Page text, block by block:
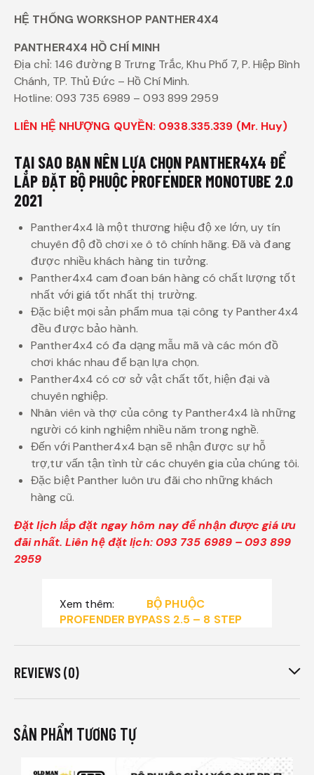
HỆ THỐNG WORKSHOP PANTHER4X4
PANTHER4X4 HỒ CHÍ MINH
Địa chỉ: 146 đường B Trưng Trắc, Khu Phố 7, P. Hiệp Bình
Chánh, TP. Thủ Đức – Hồ Chí Minh.
Hotline: 093 735 6989 – 093 899 2959
LIÊN HỆ NHƯỢNG QUYỀN: 0938.335.339 (Mr. Huy)
TẠI SAO BẠN NÊN LỰA CHỌN PANTHER4X4 ĐỂ
LẮP ĐẶT BỘ PHUỘC PROFENDER MONOTUBE 2.0
2021
Panther4x4 là một thương hiệu độ xe lớn, uy tín
chuyên độ đồ chơi xe ô tô chính hãng. Đã và đang
được nhiều khách hàng tin tưởng.
Panther4x4 cam đoan bán hàng có chất lượng tốt
nhất với giá tốt nhất thị trường.
Đặc biệt mọi sản phẩm mua tại công ty Panther4x4
đều được bảo hành.
Panther4x4 có đa dạng mẫu mã và các món đồ
chơi khác nhau để bạn lựa chọn.
Panther4x4 có cơ sở vật chất tốt, hiện đại và
chuyên nghiệp.
Nhân viên và thợ của công ty Panther4x4 là những
người có kinh nghiệm nhiều năm trong nghề.
Đến với Panther4x4 bạn sẽ nhận được sự hỗ
trợ,tư vấn tận tình từ các chuyên gia của chúng tôi.
Đặc biệt Panther luôn ưu đãi cho những khách
hàng cũ.
Đặt lịch lắp đặt ngay hôm nay để nhận được giá ưu
đãi nhất. Liên hệ đặt lịch: 093 735 6989 – 093 899
2959
Xem thêm:
BỘ PHUỘC
PROFENDER BYPASS 2.5 – 8 STEP
REVIEWS (0)
SẢN PHẨM TƯƠNG TỰ